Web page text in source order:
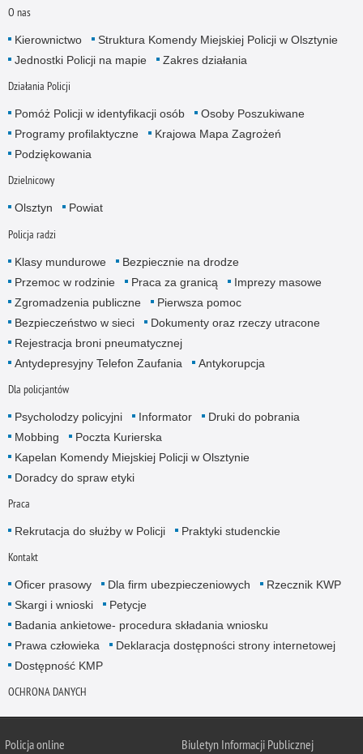
O nas
Kierownictwo
Struktura Komendy Miejskiej Policji w Olsztynie
Jednostki Policji na mapie
Zakres działania
Działania Policji
Pomóż Policji w identyfikacji osób
Osoby Poszukiwane
Programy profilaktyczne
Krajowa Mapa Zagrożeń
Podziękowania
Dzielnicowy
Olsztyn Powiat
Policja radzi
Klasy mundurowe
Bezpiecznie na drodze
Przemoc w rodzinie
Praca za granicą
Imprezy masowe
Zgromadzenia publiczne
Pierwsza pomoc
Bezpieczeństwo w sieci
Dokumenty oraz rzeczy utracone
Rejestracja broni pneumatycznej
Antydepresyjny Telefon Zaufania
Antykorupcja
Dla policjantów
Psycholodzy policyjni Informator
Druki do pobrania
Mobbing
Poczta Kurierska
Kapelan Komendy Miejskiej Policji w Olsztynie
Doradcy do spraw etyki
Praca
Rekrutacja do służby w Policji Praktyki studenckie
Kontakt
Oficer prasowy Dla firm ubezpieczeniowych
Rzecznik KWP
Skargi i wnioski
Petycje
Badania ankietowe- procedura składania wniosku
Prawa człowieka
Deklaracja dostępności strony internetowej
Dostępność KMP
OCHRONA DANYCH
Policja online Biuletyn Informacji Publicznej